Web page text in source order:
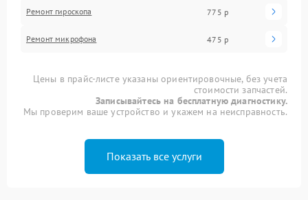
Ремонт гироскопа 775 р
Ремонт микрофона 475 р
Цены в прайс-листе указаны ориентировочные, без учета
стоимости запчастей.
Записывайтесь на бесплатную диагностику.
Мы проверим ваше устройство и укажем на неисправность.
Показать все услуги